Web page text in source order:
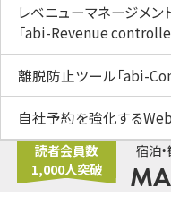
レベニューマネージメン
「abi-Revenue
離脱防止ツール「abi-
自社予約を強化する
宿泊
読者会員数
1,000人突破